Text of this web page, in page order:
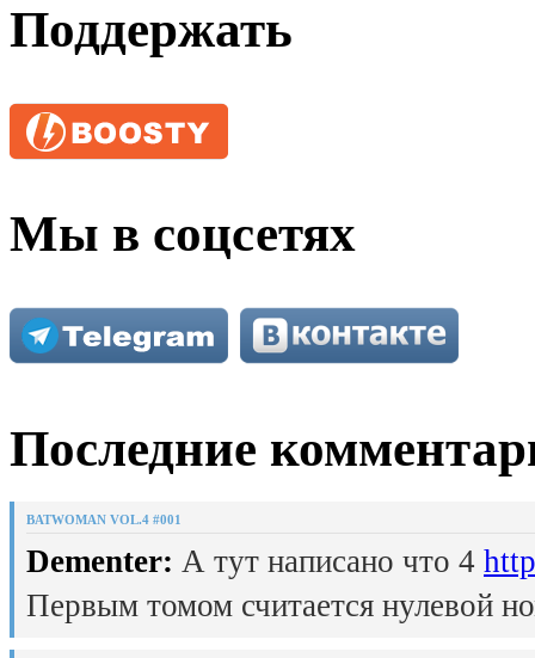
Поддержать
Мы в соцсетях
Последние
BATWOMAN VOL.4 #001
Dementer: А тут написано что 4
Первым томом считается нулевой